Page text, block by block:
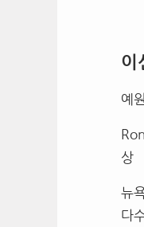
이
예
상
뉴
다